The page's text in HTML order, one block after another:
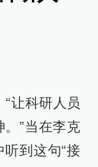
让科研人员
”当在李克
到这句“接